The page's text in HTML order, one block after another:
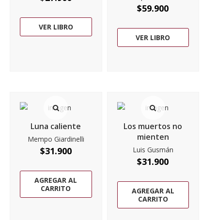
VER LIBRO
$59.900
VER LIBRO
Luna caliente
Mempo Giardinelli
$31.900
AGREGAR AL
CARRITO
Los muertos no
mienten
Luis Gusmán
$31.900
AGREGAR AL
CARRITO